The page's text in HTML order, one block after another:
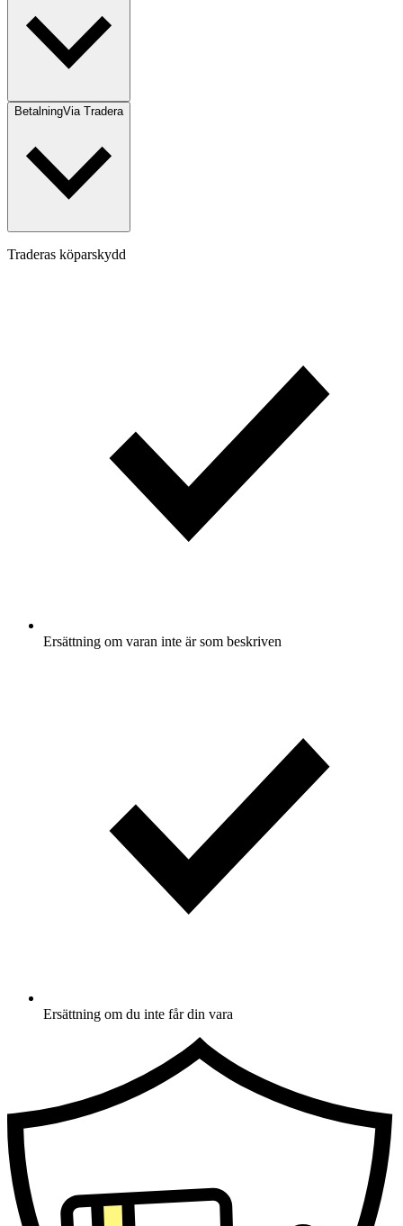
BetalningVia Tradera
Traderas köparskydd
Ersättning om varan inte är som beskriven
Ersättning om du inte får din vara